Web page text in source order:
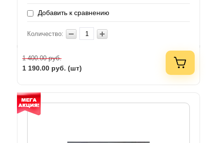
Добавить к сравнению
Количество:
1 400.00руб.
1 190.00 руб. (шт)